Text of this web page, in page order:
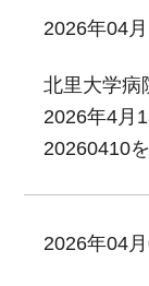
2026年04
北里大学病
2026年4月
20260410
2026年04